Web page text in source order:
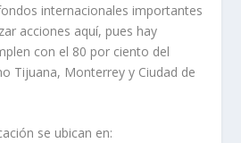
internacionales importantes
acciones aquí, pues hay
con el 80 por ciento del
Tijuana, Monterrey y Ciudad de
se ubican en: